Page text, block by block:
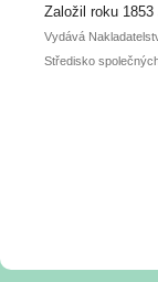
posteru je už
Založil roku
Vydává
Středisko